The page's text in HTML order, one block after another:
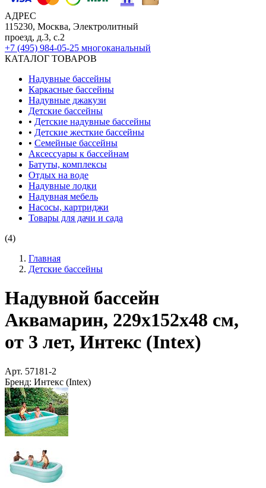
АДРЕС
115230, Москва, Электролитный
проезд, д.3, с.2
+7 (495) 984-05-25 многоканальный
КАТАЛОГ ТОВАРОВ
Надувные бассейны
Каркасные бассейны
Надувные джакузи
Детские бассейны
• Детские надувные бассейны
• Детские жесткие бассейны
• Семейные бассейны
Аксессуары к бассейнам
Батуты, комплексы
Отдых на воде
Надувные лодки
Надувная мебель
Насосы, картриджи
Товары для дачи и сада
(4)
Главная
Детские бассейны
Надувной бассейн
Аквамарин, 229х152х48 см,
от 3 лет, Интекс (Intex)
Арт. 57181-2
Бренд: Интекс (Intex)